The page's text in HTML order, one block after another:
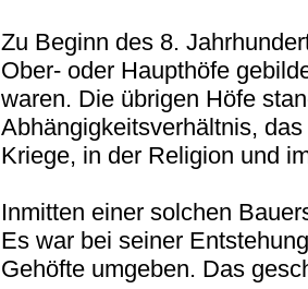
Zu Beginn des 8.
Ober- oder Haupthöfe
waren. Die übrigen Höfe
Abhängigkeitsverhältnis,
Kriege, in der Religion und
Inmitten einer solchen
Es war bei seiner
Gehöfte umgeben. Das